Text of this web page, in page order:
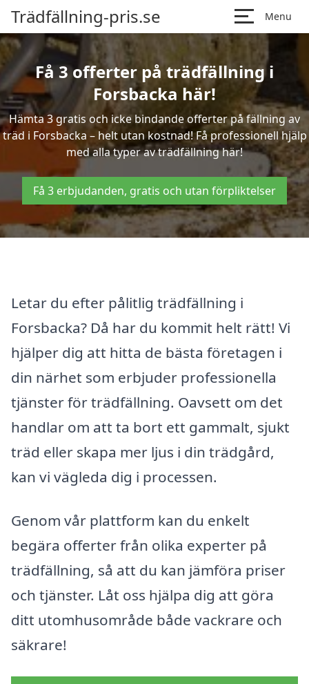
Trädfällning-pris.se Menu
Få 3 offerter på trädfällning i
Forsbacka här!
Hämta 3 gratis och icke bindande offerter på fällning av
träd i Forsbacka – helt utan kostnad! Få professionell hjälp
med alla typer av trädfällning här!
Få 3 erbjudanden, gratis och utan förpliktelser
Letar du efter pålitlig trädfällning i
Forsbacka? Då har du kommit helt rätt! Vi
hjälper dig att hitta de bästa företagen i
din närhet som erbjuder professionella
tjänster för trädfällning. Oavsett om det
handlar om att ta bort ett gammalt, sjukt
träd eller skapa mer ljus i din trädgård,
kan vi vägleda dig i processen.
Genom vår plattform kan du enkelt
begära offerter från olika experter på
trädfällning, så att du kan jämföra priser
och tjänster. Låt oss hjälpa dig att göra
ditt utomhusområde både vackrare och
säkrare!